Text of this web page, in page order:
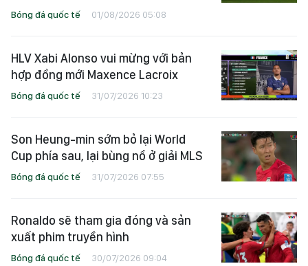
Bóng đá quốc tế 01/08/2026 05:08
HLV Xabi Alonso vui mừng với bản
hợp đồng mới Maxence Lacroix
Bóng đá quốc tế 31/07/2026 10:23
Son Heung-min sớm bỏ lại World
Cup phía sau, lại bùng nổ ở giải MLS
Bóng đá quốc tế 31/07/2026 07:55
Ronaldo sẽ tham gia đóng và sản
xuất phim truyền hình
Bóng đá quốc tế 30/07/2026 09:04